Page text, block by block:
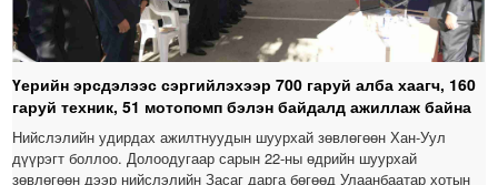
Үерийн эрсдэлээс сэргийлэхээр 700 гаруй алба хаагч, 160
гаруй техник, 51 мотопомп бэлэн байдалд ажиллаж байна
Нийслэлийн удирдах ажилтнуудын шуурхай зөвлөгөөн Хан-Уул
дүүрэгт боллоо. Долоодугаар сарын 22-ны өдрийн шуурхай
зөвлөгөөн дээр нийслэлийн Засаг дарга бөгөөд Улаанбаатар хотын